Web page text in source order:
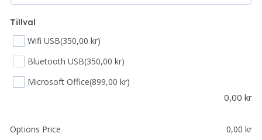
Tillval
Wifi USB(350,00 kr)
Bluetooth USB(350,00 kr)
Microsoft Office(899,00 kr)
0,00 kr
Options Price 0,00 kr